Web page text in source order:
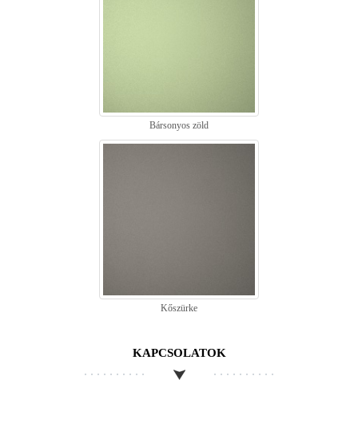
Bársonyos zöld
Kőszürke
KAPCSOLATOK